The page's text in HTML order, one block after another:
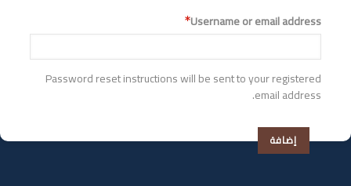
Username or email address
Password reset instructions will be sent to your registered
email address.